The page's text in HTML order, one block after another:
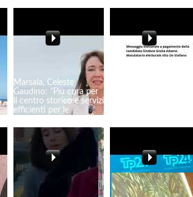
Marsala, Celeste
Gaudino: "Più cura per
il centro storico e servizi
efficienti per le